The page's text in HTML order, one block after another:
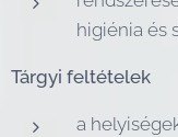
higiénia és
Tárgyi feltételek
a